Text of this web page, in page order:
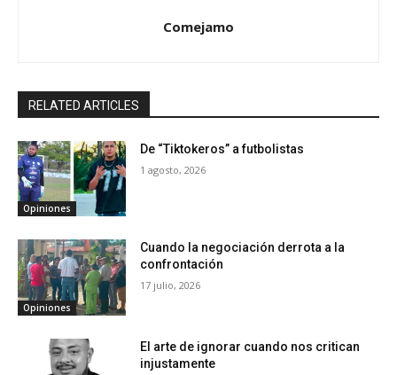
Comejamo
RELATED ARTICLES
Opiniones
De “Tiktokeros” a futbolistas
1 agosto, 2026
Opiniones
Cuando la negociación derrota a la
confrontación
17 julio, 2026
El arte de ignorar cuando nos critican
injustamente